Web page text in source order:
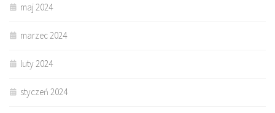
maj 2024
marzec 2024
luty 2024
styczeń 2024